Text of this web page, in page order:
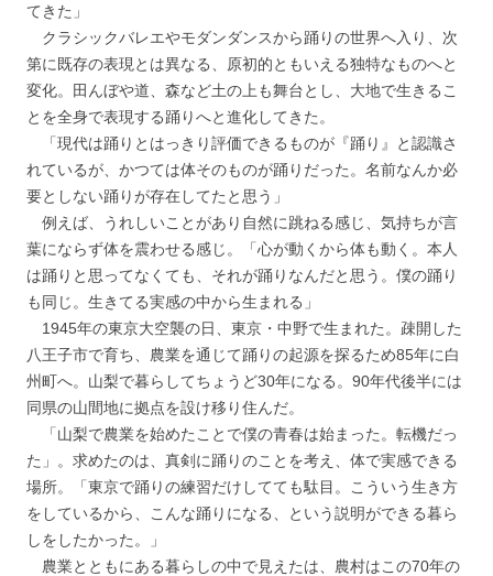
てきた」
クラシックバレエやモダンダンスから踊りの世界へ入り、次
第に既存の表現とは異なる、原初的ともいえる独特なものへと
変化。田んぼや道、森など土の上も舞台とし、大地で生きるこ
とを全身で表現する踊りへと進化してきた。
「現代は踊りとはっきり評価できるものが『踊り』と認識さ
れているが、かつては体そのものが踊りだった。名前なんか必
要としない踊りが存在してたと思う」
例えば、うれしいことがあり自然に跳ねる感じ、気持ちが言
葉にならず体を震わせる感じ。「心が動くから体も動く。本人
は踊りと思ってなくても、それが踊りなんだと思う。僕の踊り
も同じ。生きてる実感の中から生まれる」
1945年の東京大空襲の日、東京・中野で生まれた。疎開した
八王子市で育ち、農業を通じて踊りの起源を探るため85年に白
州町へ。山梨で暮らしてちょうど30年になる。90年代後半には
同県の山間地に拠点を設け移り住んだ。
「山梨で農業を始めたことで僕の青春は始まった。転機だっ
た」。求めたのは、真剣に踊りのことを考え、体で実感できる
場所。「東京で踊りの練習だけしてても駄目。こういう生き方
をしているから、こんな踊りになる、という説明ができる暮ら
しをしたかった。」
農業とともにある暮らしの中で見えたは、農村はこの70年の